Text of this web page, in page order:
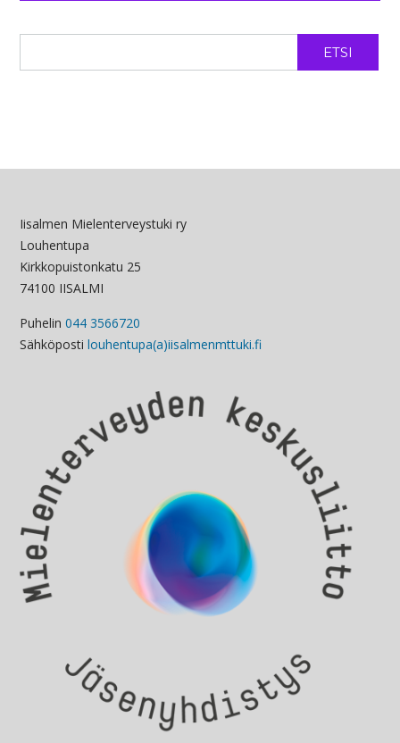
ETSI
Iisalmen Mielenterveystuki ry
Louhentupa
Kirkkopuistonkatu 25
74100 IISALMI
Puhelin 044 3566720
Sähköposti louhentupa(a)iisalmenmttuki.fi